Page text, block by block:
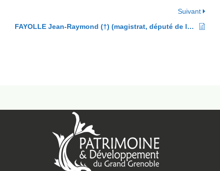
Suivant
FAYOLLE Jean-Raymond (†) (magistrat, député de la Drôme au 18ème s.)